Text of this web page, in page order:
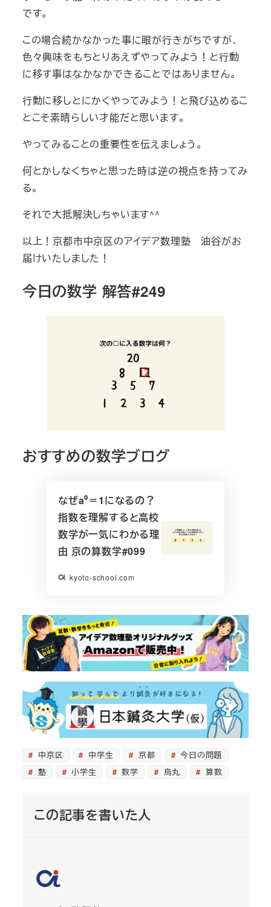
です。
この場合続かなかった事に眼が行きがちですが、
色々興味をもちとりあえずやってみよう！と行動
に移す事はなかなかできることではありません。
行動に移しとにかくやってみよう！と飛び込めるこ
とこそ素晴らしい才能だと思います。
やってみることの重要性を伝えましょう。
何とかしなくちゃと思った時は逆の視点を持ってみ
る。
それで大抵解決しちゃいます^^
以上！京都市中京区のアイデア数理塾 油谷がお
届けいたしました！
今日の数学 解答#249
おすすめの数学ブログ
なぜa⁰＝1になるの？
指数を理解すると高校
数学が一気にわかる理
由 京の算数学#099
kyoto-school.com
中京区 中学生 京都
今日の問題
塾
小学生 数学 烏丸 算数
この記事を書いた人